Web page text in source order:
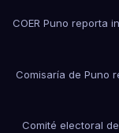
COER Puno reporta
Comisaría de Puno
Comité electoral